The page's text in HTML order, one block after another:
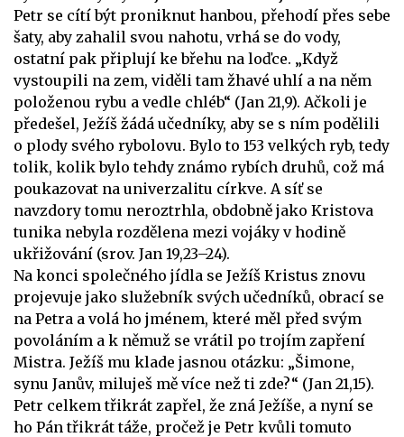
Petr se cítí být proniknut hanbou, přehodí přes sebe
šaty, aby zahalil svou nahotu, vrhá se do vody,
ostatní pak připlují ke břehu na loďce. „Když
vystoupili na zem, viděli tam žhavé uhlí a na něm
položenou rybu a vedle chléb“ (Jan 21,9). Ačkoli je
předešel, Ježíš žádá učedníky, aby se s ním podělili
o plody svého rybolovu. Bylo to 153 velkých ryb, tedy
tolik, kolik bylo tehdy známo rybích druhů, což má
poukazovat na univerzalitu církve. A síť se
navzdory tomu neroztrhla, obdobně jako Kristova
tunika nebyla rozdělena mezi vojáky v hodině
ukřižování (srov. Jan 19,23–24).
Na konci společného jídla se Ježíš Kristus znovu
projevuje jako služebník svých učedníků, obrací se
na Petra a volá ho jménem, které měl před svým
povoláním a k němuž se vrátil po trojím zapření
Mistra. Ježíš mu klade jasnou otázku: „Šimone,
synu Janův, miluješ mě více než ti zde?“ (Jan 21,15).
Petr celkem třikrát zapřel, že zná Ježíše, a nyní se
ho Pán třikrát táže, pročež je Petr kvůli tomuto